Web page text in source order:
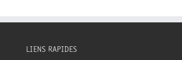
LIENS RAPIDES